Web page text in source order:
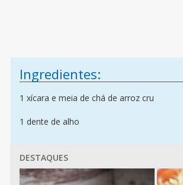
Ingredientes:
1 xícara e meia de chá de arroz cru
1 dente de alho
DESTAQUES